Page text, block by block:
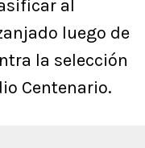
al
luego de
la selección
Centenario.